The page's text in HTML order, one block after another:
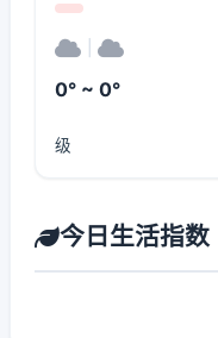
0° ~ 0°
级
今日生活指数